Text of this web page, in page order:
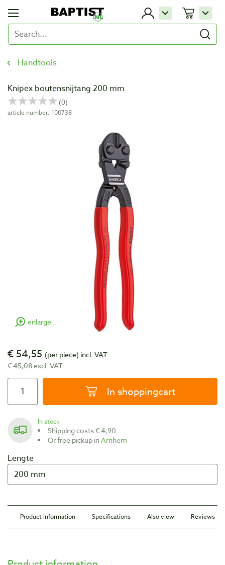
Handtools
Knipex boutensnijtang 200 mm
article number: 100738
enlarge
€ 54,55 (per piece) incl. VAT
€ 45,08 excl. VAT
In shoppingcart
In stock
Shipping costs € 4,90
Or free pickup inArnhem
Lengte
Product information Specifications Also view Reviews